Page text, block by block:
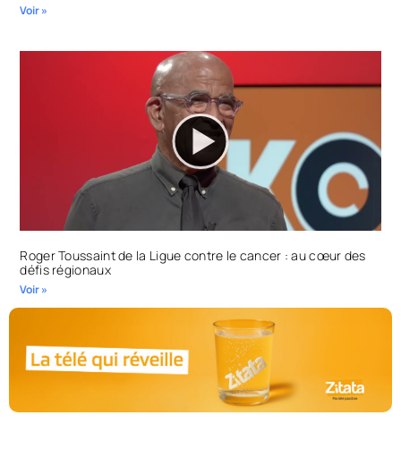
Voir »
Roger Toussaint de la Ligue contre le cancer : au cœur des
défis régionaux
Voir »